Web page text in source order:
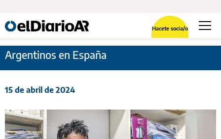
Hacete socia/o
Argentinos en España
15 de abril de 2024